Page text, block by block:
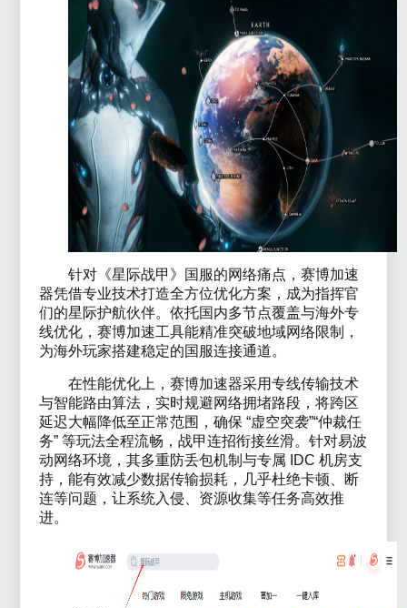
针对《星际战甲》国服的网络痛点，赛博加速
器凭借专业技术打造全方位优化方案，成为指挥官
们的星际护航伙伴。依托国内多节点覆盖与海外专
线优化，赛博加速工具能精准突破地域网络限制，
为海外玩家搭建稳定的国服连接通道。
在性能优化上，赛博加速器采用专线传输技术
与智能路由算法，实时规避网络拥堵路段，将跨区
延迟大幅降低至正常范围，确保 “虚空突袭”“仲裁任
务” 等玩法全程流畅，战甲连招衔接丝滑。针对易波
动网络环境，其多重防丢包机制与专属 IDC 机房支
持，能有效减少数据传输损耗，几乎杜绝卡顿、断
连等问题，让系统入侵、资源收集等任务高效推
进。